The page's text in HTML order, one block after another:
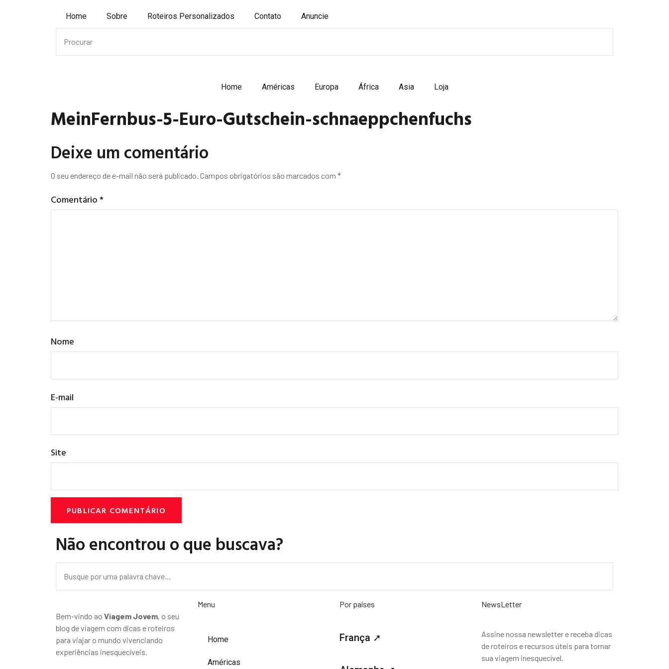
Home Sobre Roteiros Personalizados Contato Anuncie
Home Américas Europa África Asia Loja
MeinFernbus-5-Euro-Gutschein-schnaeppchenfuchs
Deixe um comentário
O seu endereço de e-mail não será publicado. Campos obrigatórios são marcados com *
Comentário*
Nome
E-mail
Site
Não encontrou o que buscava?
Bem-vindo ao Viagem Jovem, o seu
blog de viagem com dicas e roteiros
para viajar o mundo vivenciando
experiências inesquecíveis.
Menu
Home
Américas
Por países
França ➚
NewsLetter
Assine nossa newsletter e receba dicas
de roteiros e recursos úteis para tornar
sua viagem inesquecível.